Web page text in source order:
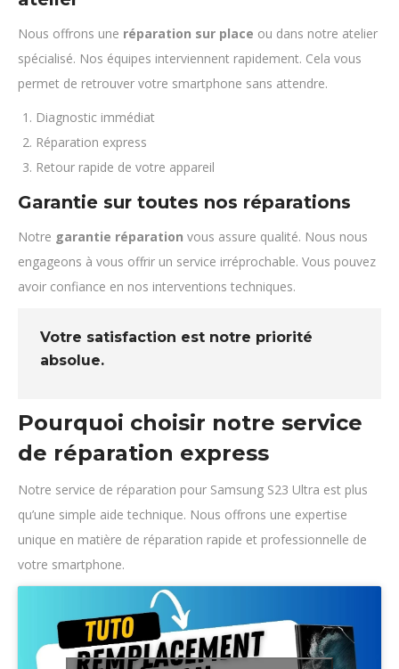
Nous offrons une réparation sur place ou dans notre atelier
spécialisé. Nos équipes interviennent rapidement. Cela vous
permet de retrouver votre smartphone sans attendre.
Diagnostic immédiat
Réparation express
Retour rapide de votre appareil
Garantie sur toutes nos réparations
Notre garantie réparation vous assure qualité. Nous nous
engageons à vous offrir un service irréprochable. Vous pouvez
avoir confiance en nos interventions techniques.
Votre satisfaction est notre priorité
absolue.
Pourquoi choisir notre service
de réparation express
Notre service de réparation pour Samsung S23 Ultra est plus
qu’une simple aide technique. Nous offrons une expertise
unique en matière de réparation rapide et professionnelle de
votre smartphone.